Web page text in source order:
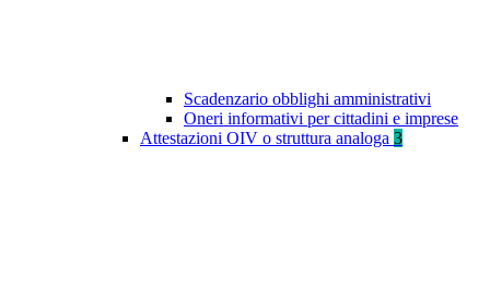
Scadenzario obblighi amministrativi
Oneri informativi per cittadini e imprese
Attestazioni OIV o struttura analoga 3